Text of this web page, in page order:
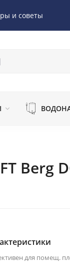
и советы
Berg
для помещ.